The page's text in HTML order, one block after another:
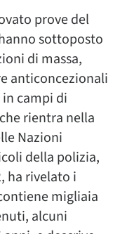
prove del
sottoposto
di massa,
anticoncezionali
campi di
rientra nella
Nazioni
della polizia,
ha rivelato i
migliaia
alcuni